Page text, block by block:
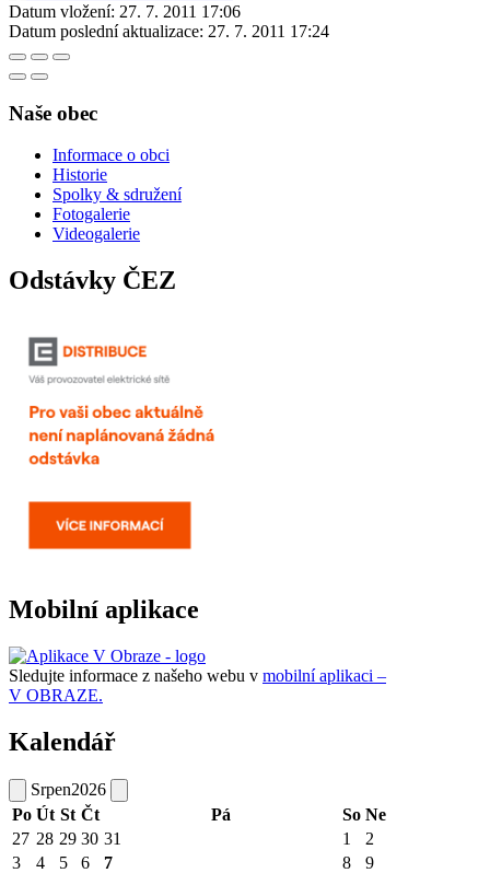
Datum vložení: 27. 7. 2011 17:06
Datum poslední aktualizace: 27. 7. 2011 17:24
Naše obec
Informace o obci
Historie
Spolky & sdružení
Fotogalerie
Videogalerie
Odstávky ČEZ
Mobilní aplikace
Sledujte informace z našeho webu v mobilní aplikaci –
V OBRAZE.
Kalendář
Srpen2026
Po Út St Čt Pá So Ne
27 28 29 30 31 1
2
3
4 5 6 7 8 9